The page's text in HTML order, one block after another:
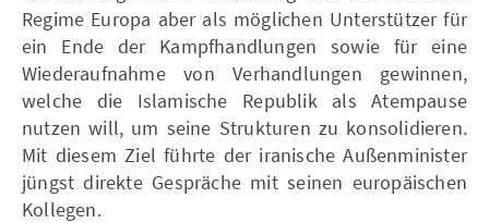
Regime Europa aber als möglichen Unterstützer für
ein Ende der Kampfhandlungen sowie für eine
Wiederaufnahme von Verhandlungen gewinnen,
welche die Islamische Republik als Atempause
nutzen will, um seine Strukturen zu konsolidieren.
Mit diesem Ziel führte der iranische Außenminister
jüngst direkte Gespräche mit seinen europäischen
Kollegen.